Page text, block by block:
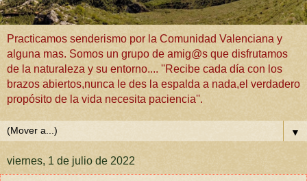
Practicamos senderismo por la Comunidad Valenciana y
alguna mas. Somos un grupo de amig@s que disfrutamos
de la naturaleza y su entorno.... ''Recibe cada día con los
brazos abiertos,nunca le des la espalda a nada,el verdadero
propósito de la vida necesita paciencia''.
▼
viernes, 1 de julio de 2022